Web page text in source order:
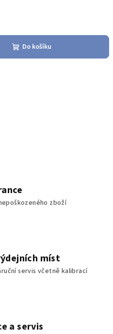
Do košíku
zboží
míst
servis včetně kalibrací
a servis